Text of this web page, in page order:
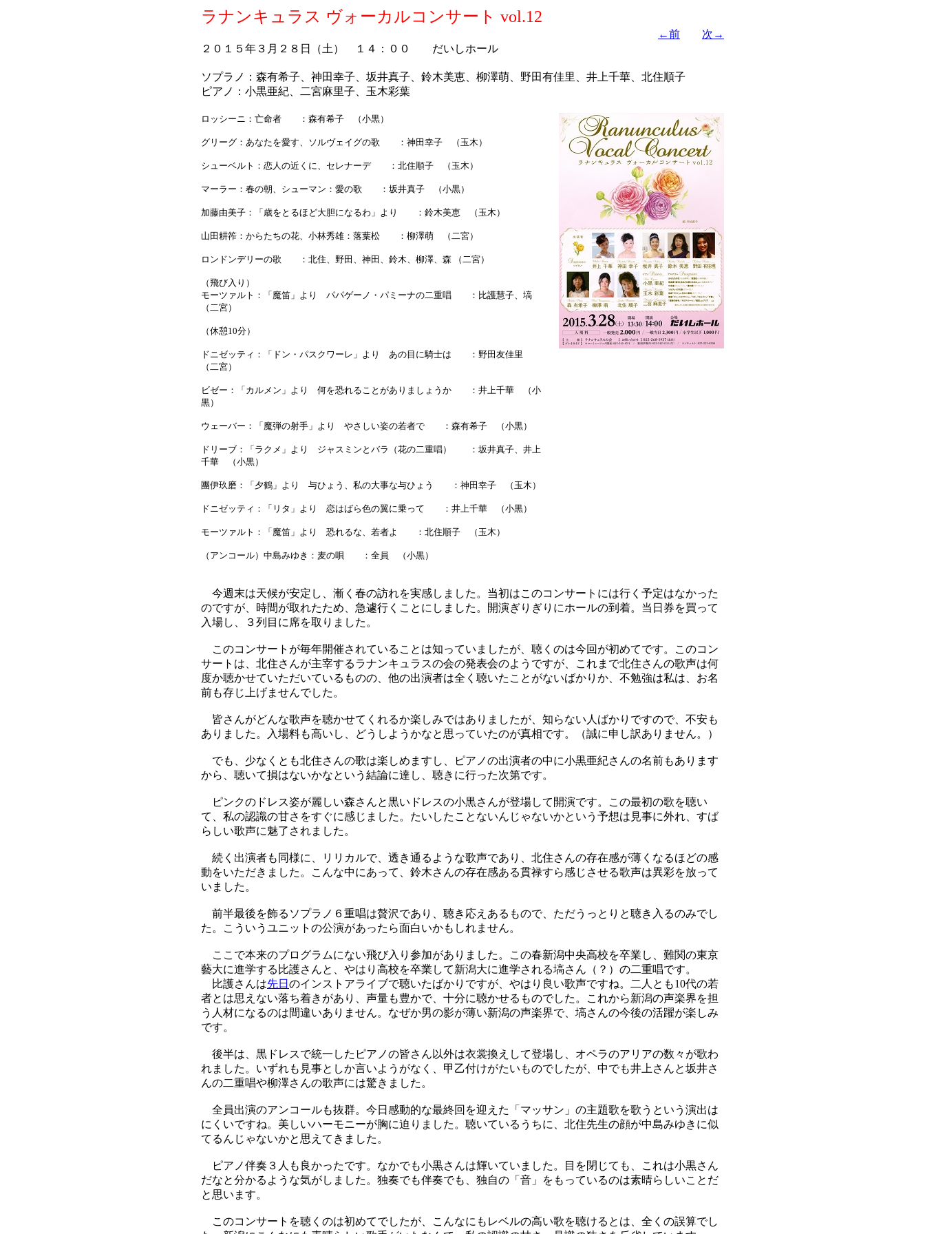
ラナンキュラス ヴォーカルコンサート vol.12
←前
次→
２０１５年３月２８日（土） １４：００ だいしホール
ソプラノ：森有希子、神田幸子、坂井真子、鈴木美恵、柳澤萌、野田有佳里、井上千華、北住順子
ピアノ：小黒亜紀、二宮麻里子、玉木彩葉
ロッシーニ：亡命者 ：森有希子 （小黒）
グリーグ：あなたを愛す、ソルヴェイグの歌 ：神田幸子 （玉木）
シューベルト：恋人の近くに、セレナーデ ：北住順子 （玉木）
マーラー：春の朝、シューマン：愛の歌 ：坂井真子 （小黒）
加藤由美子：「歳をとるほど大胆になるわ」より ：鈴木美恵 （玉木）
山田耕筰：からたちの花、小林秀雄：落葉松 ：柳澤萌 （二宮）
ロンドンデリーの歌 ：北住、野田、神田、鈴木、柳澤、森 （二宮）
（飛び入り）
モーツァルト：「魔笛」より パパゲーノ・パミーナの二重唱 ：比護慧子、塙
（二宮）
（休憩10分）
ドニゼッティ：「ドン・パスクワーレ」より あの目に騎士は ：野田友佳里
（二宮）
ビゼー：「カルメン」より 何を恐れることがありましょうか ：井上千華 （小
黒）
ウェーバー：「魔弾の射手」より やさしい姿の若者で ：森有希子 （小黒）
ドリーブ：「ラクメ」より ジャスミンとバラ（花の二重唱） ：坂井真子、井上
千華 （小黒）
團伊玖磨：「夕鶴」より 与ひょう、私の大事な与ひょう ：神田幸子 （玉木）
ドニゼッティ：「リタ」より 恋はばら色の翼に乗って ：井上千華 （小黒）
モーツァルト：「魔笛」より 恐れるな、若者よ ：北住順子 （玉木）
（アンコール）中島みゆき：麦の唄 ：全員 （小黒）
今週末は天候が安定し、漸く春の訪れを実感しました。当初はこのコンサートには行く予定はなかった
のですが、時間が取れたため、急遽行くことにしました。開演ぎりぎりにホールの到着。当日券を買って
入場し、３列目に席を取りました。
このコンサートが毎年開催されていることは知っていましたが、聴くのは今回が初めてです。このコン
サートは、北住さんが主宰するラナンキュラスの会の発表会のようですが、これまで北住さんの歌声は何
度か聴かせていただいているものの、他の出演者は全く聴いたことがないばかりか、不勉強は私は、お名
前も存じ上げませんでした。
皆さんがどんな歌声を聴かせてくれるか楽しみではありましたが、知らない人ばかりですので、不安も
ありました。入場料も高いし、どうしようかなと思っていたのが真相です。（誠に申し訳ありません。）
でも、少なくとも北住さんの歌は楽しめますし、ピアノの出演者の中に小黒亜紀さんの名前もあります
から、聴いて損はないかなという結論に達し、聴きに行った次第です。
ピンクのドレス姿が麗しい森さんと黒いドレスの小黒さんが登場して開演です。この最初の歌を聴い
て、私の認識の甘さをすぐに感じました。たいしたことないんじゃないかという予想は見事に外れ、すば
らしい歌声に魅了されました。
続く出演者も同様に、リリカルで、透き通るような歌声であり、北住さんの存在感が薄くなるほどの感
動をいただきました。こんな中にあって、鈴木さんの存在感ある貫禄すら感じさせる歌声は異彩を放って
いました。
前半最後を飾るソプラノ６重唱は贅沢であり、聴き応えあるもので、ただうっとりと聴き入るのみでし
た。こういうユニットの公演があったら面白いかもしれません。
ここで本来のプログラムにない飛び入り参加がありました。この春新潟中央高校を卒業し、難関の東京
藝大に進学する比護さんと、やはり高校を卒業して新潟大に進学される塙さん（？）の二重唱です。
比護さんは先日 のインストアライブで聴いたばかりですが、やはり良い歌声ですね。二人とも10代の若
者とは思えない落ち着きがあり、声量も豊かで、十分に聴かせるものでした。これから新潟の声楽界を担
う人材になるのは間違いありません。なぜか男の影が薄い新潟の声楽界で、塙さんの今後の活躍が楽しみ
です。
後半は、黒ドレスで統一したピアノの皆さん以外は衣裳換えして登場し、オペラのアリアの数々が歌わ
れました。いずれも見事としか言いようがなく、甲乙付けがたいものでしたが、中でも井上さんと坂井さ
んの二重唱や柳澤さんの歌声には驚きました。
全員出演のアンコールも抜群。今日感動的な最終回を迎えた「マッサン」の主題歌を歌うという演出は
にくいですね。美しいハーモニーが胸に迫りました。聴いているうちに、北住先生の顔が中島みゆきに似
てるんじゃないかと思えてきました。
ピアノ伴奏３人も良かったです。なかでも小黒さんは輝いていました。目を閉じても、これは小黒さん
だなと分かるような気がしました。独奏でも伴奏でも、独自の「音」をもっているのは素晴らしいことだ
と思います。
このコンサートを聴くのは初めてでしたが、こんなにもレベルの高い歌を聴けるとは、全くの誤算でし